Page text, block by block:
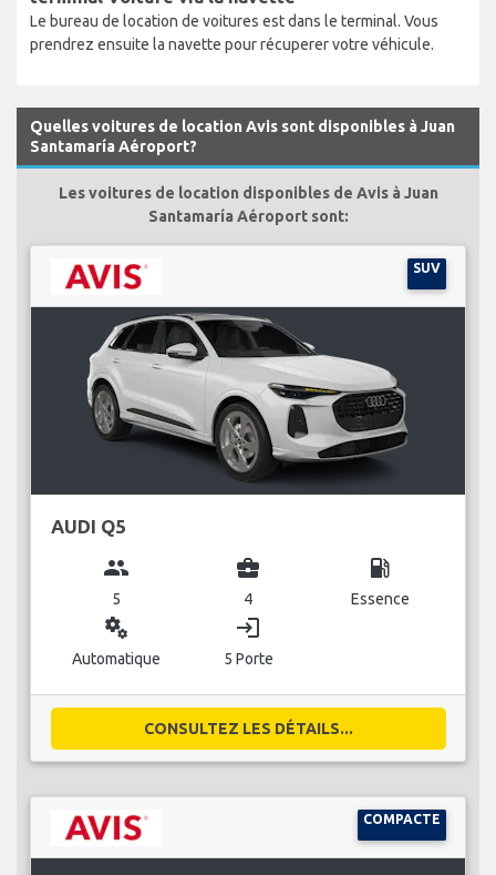
Le bureau de location de voitures est dans le terminal. Vous
prendrez ensuite la navette pour récuperer votre véhicule.
Quelles voitures de location Avis sont disponibles à Juan
Santamaría Aéroport?
Les voitures de location disponibles de Avis à Juan
Santamaría Aéroport sont:
SUV
AUDI Q5
group
5
business_center
4
local_gas_station
Essence
miscellaneous_services
Automatique
login
5 Porte
CONSULTEZ LES DÉTAILS...
COMPACTE